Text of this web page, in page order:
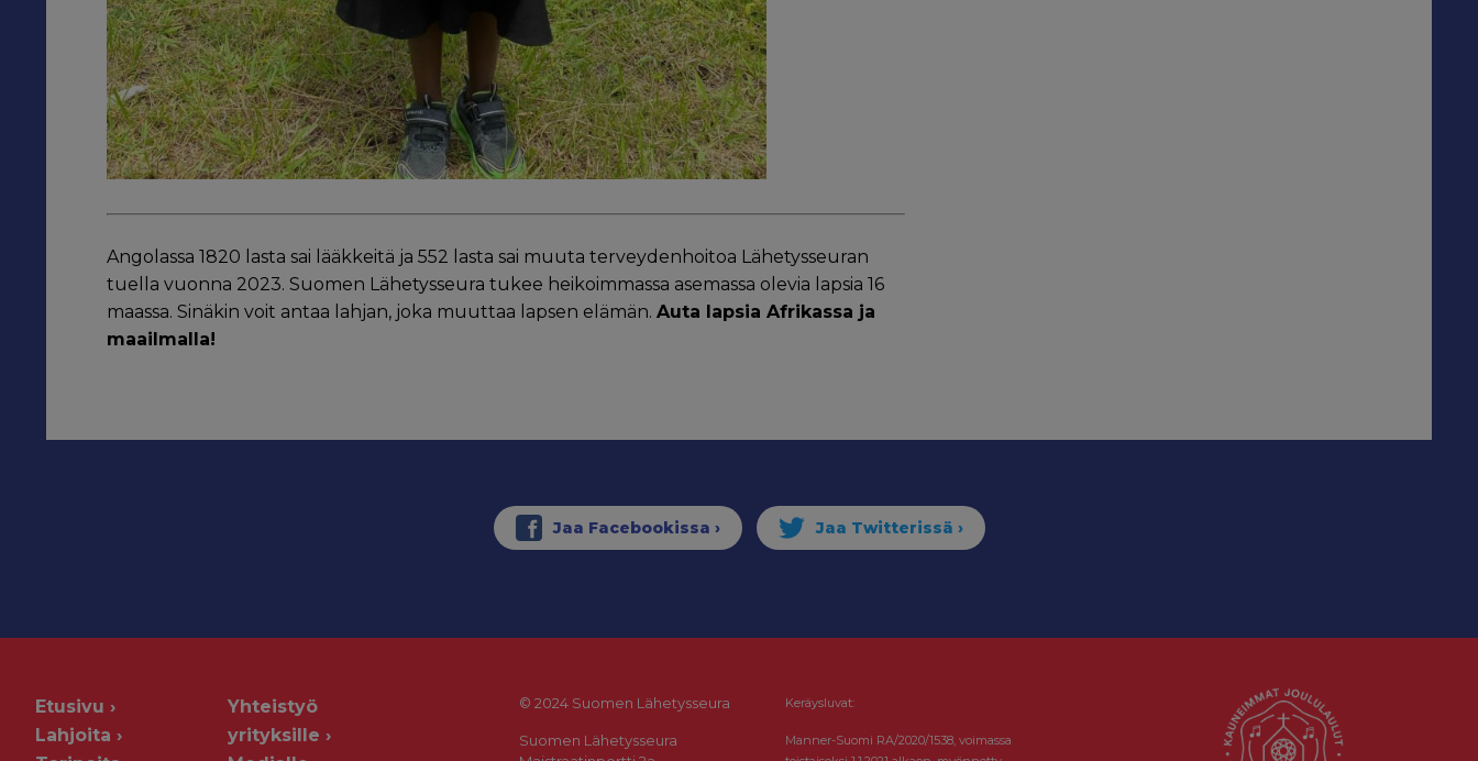
Angolassa 1820 lasta sai lääkkeitä ja 552 lasta sai muuta terveydenhoitoa Lähetysseuran
tuella vuonna 2023. Suomen Lähetysseura tukee heikoimmassa asemassa olevia lapsia 16
maassa. Sinäkin voit antaa lahjan, joka muuttaa lapsen elämän. Auta lapsia Afrikassa ja
maailmalla!
Etusivu
Lahjoita
Yhteistyö
yrityksille
© 2024 Suomen Lähetysseura
Suomen Lähetysseura
Keräysluvat:
Manner-Suomi RA/2020/1538, voimassa